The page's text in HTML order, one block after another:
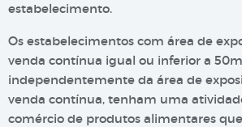
estabelecimento.
Os estabelecimentos com área de
venda contínua igual ou inferior a
independentemente da área de
venda contínua, tenham uma
comércio de produtos alimentares